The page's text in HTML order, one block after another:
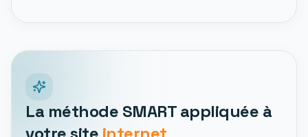
La méthode SMART appliquée à